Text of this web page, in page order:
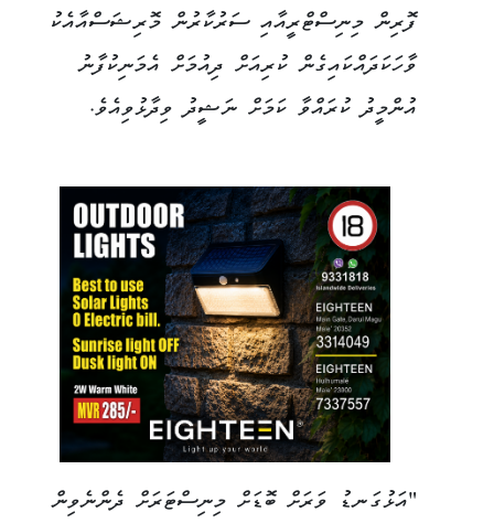
ފޮރިން މިނިސްޓްރީއާއި ސަރުކާރުން މޮރިޝަސްއާއެކު
ވާހަކަދައްކައިގެން ކުރިއަށް ދިއުމަށް އެމަނިކުފާނު
އުންމީދު ކުރައްވާ ކަމަށް ނަޝީދު ވިދާޅުވިއެވެ.
​"އަޅުގަނޑު ވަރަށް ބޮޑަށް މިނިސްޓަރަށް ދެންނެވިން